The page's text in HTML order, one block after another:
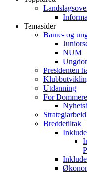
Temasider
Barne- og
NUM
Presidenten
Utdanning
For Dommere
Strategiarbeid
Breddetiltak